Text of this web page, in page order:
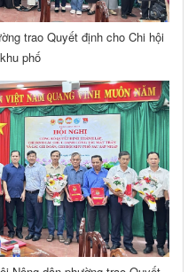
trao Quyết định cho Chi hội
phố